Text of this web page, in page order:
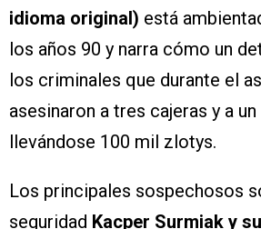
idioma original) está
los años 90 y narra cómo un
los criminales que durante el
asesinaron a tres cajeras y a un
llevándose 100 mil zlotys.
Los principales sospechosos
seguridad Kacper Surmiak y